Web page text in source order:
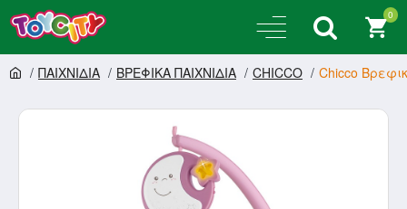
0
ΠΑΙΧΝΙΔΙΑ ΒΡΕΦΙΚΑ ΠΑΙΧΝΙΔΙΑ CHICCO Chicco